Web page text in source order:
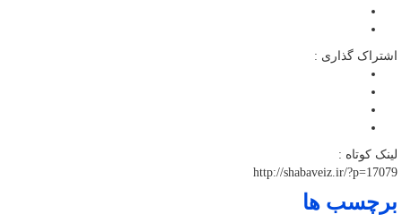
اشتراک گذاری :
لینک کوتاه :
http://shabaveiz.ir/?p=17079
برچسب ها